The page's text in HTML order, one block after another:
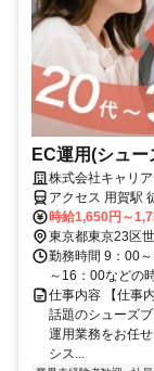
EC運用(シュ
株式会社キャリ
アクセス 用賀駅
時給1,650円～
東京都東京23区
勤務時間 9：00
～16：00などの
仕事内容 【仕事
話題のシューズ
運用業務をお任
シス...